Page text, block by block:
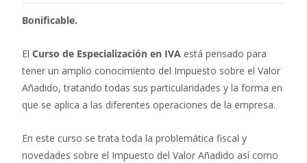
Bonificable.
El Curso de Especialización en IVA está pensado para
tener un amplio conocimiento del Impuesto sobre el Valor
Añadido, tratando todas sus particularidades y la forma en
que se aplica a las diferentes operaciones de la empresa.
En este curso se trata toda la problemática fiscal y
novedades sobre el Impuesto del Valor Añadido así como